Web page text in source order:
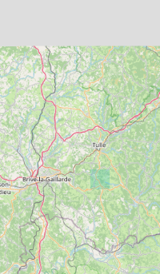
4
15
14
32
39
52 68
43